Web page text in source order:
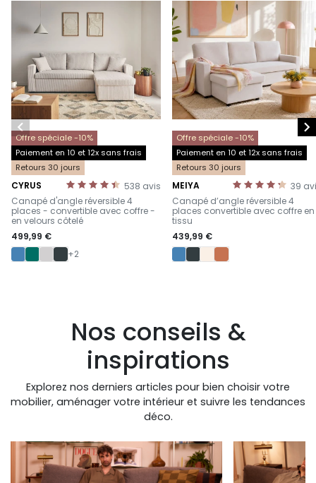
Offre spéciale -10%
Paiement en 10 et 12x sans frais
Retours 30 jours
538 avis
CYRUS
-
Canapé d'angle réversible 4
places - convertible avec coffre -
en velours côtelé
499,99 €
+2
Offre spéciale -10%
Paiement en 10 et 12x sans frais
Retours 30 jours
39
MEIYA
-
Canapé d’angle réversible 4
places convertible avec coffre en
tissu
439,99 €
 
Nos conseils &
inspirations
Explorez nos derniers articles pour bien choisir votre
mobilier, aménager votre intérieur et suivre les tendances
déco.